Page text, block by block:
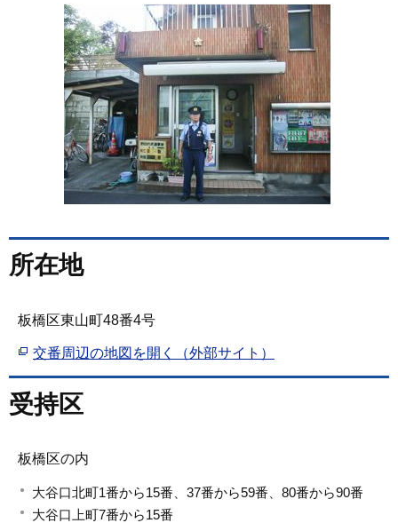
所在地
板橋区東山町48番4号
交番周辺の地図を開く（外部サイト）
受持区
板橋区の内
大谷口北町1番から15番、37番から59番、80番から90番
大谷口上町7番から15番